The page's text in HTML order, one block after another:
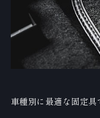
車種別に最適な固定